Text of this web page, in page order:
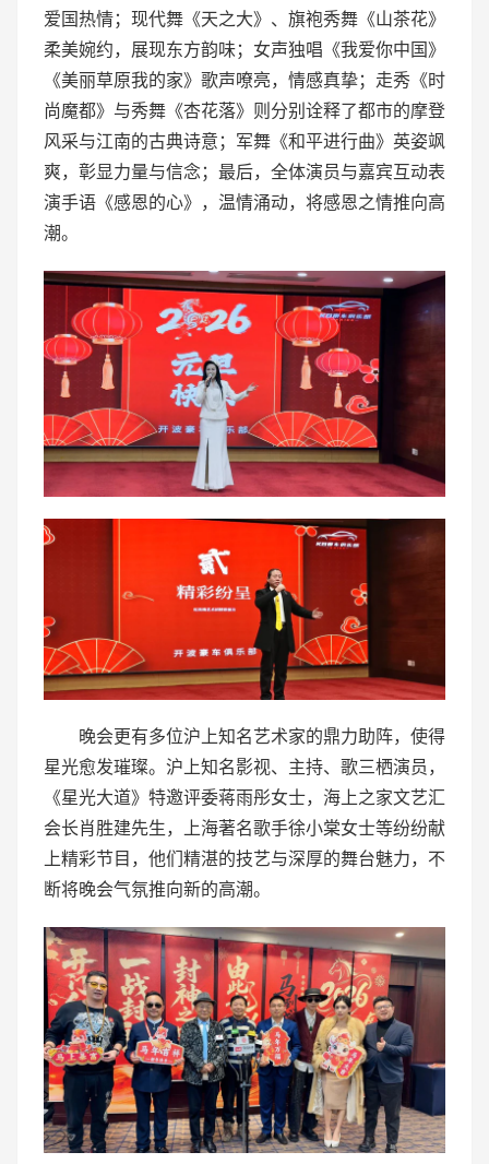
爱国热情；现代舞《天之大》、旗袍秀舞《山茶花》
柔美婉约，展现东方韵味；女声独唱《我爱你中国》
《美丽草原我的家》歌声嘹亮，情感真挚；走秀《时
尚魔都》与秀舞《杏花落》则分别诠释了都市的摩登
风采与江南的古典诗意；军舞《和平进行曲》英姿飒
爽，彰显力量与信念；最后，全体演员与嘉宾互动表
演手语《感恩的心》，温情涌动，将感恩之情推向高
潮。
晚会更有多位沪上知名艺术家的鼎力助阵，使得
星光愈发璀璨。沪上知名影视、主持、歌三栖演员，
《星光大道》特邀评委蒋雨彤女士，海上之家文艺汇
会长肖胜建先生，上海著名歌手徐小棠女士等纷纷献
上精彩节目，他们精湛的技艺与深厚的舞台魅力，不
断将晚会气氛推向新的高潮。